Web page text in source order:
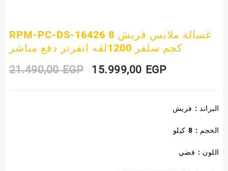
RPM-PC-DS-16426 غسالة ملابس فريش 8
كجم سلفر 1200لفه انفرتر دفع مباشر
21.490,00EGP
Original
15.999,00 EGPCurrent
is:
15.999,00
البراند : فريش
الحجم : 8 كيلو
اللون : فضي